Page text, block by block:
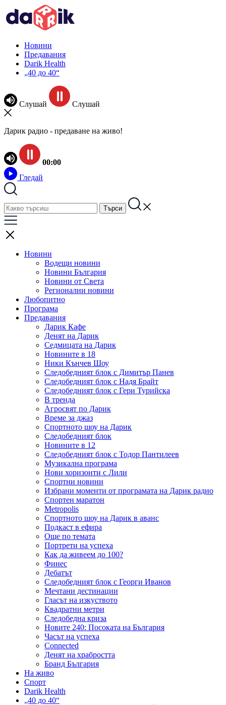
Новини
Предавания
Darik Health
„40 до 40“
Слушай Слушай
Дарик радио - предаване на живо!
00:00
Гледай
Новини
Водещи новини
Новини България
Новини от Света
Регионални новини
Любопитно
Програма
Предавания
Дарик Кафе
Денят на Дарик
Седмицата на Дарик
Новините в 18
Ники Кънчев Шоу
Следобедният блок с Димитър Панев
Следобедният блок с Надя Брайт
Следобедният блок с Гери Турийска
В тренда
Агросвят по Дарик
Време за джаз
Спортното шоу на Дарик
Следобедният блок
Новините в 12
Следобедният блок с Тодор Пантилеев
Музикална програма
Нови хоризонти с Лили
Спортни новини
Избрани моменти от програмата на Дарик радио
Спортен маратон
Metropolis
Спортното шоу на Дарик в аванс
Подкаст в ефира
Още по темата
Портрети на успеха
Как да живеем до 100?
Финес
Дебатът
Следобедният блок с Георги Иванов
Мечтани дестинации
Гласът на изкуството
Квадратни метри
Следобедна криза
Новите 240: Посоката на България
Часът на успеха
Connected
Денят на храбростта
Бранд България
На живо
Спорт
Darik Health
„40 до 40“